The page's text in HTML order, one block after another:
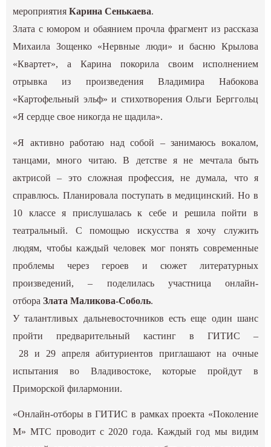
мероприятияКарина Сенькаева.
Злата с юмором и обаянием прочла фрагмент из рассказа
Михаила Зощенко «Нервные люди» и басню Крылова
«Квартет», а Карина покорила своим исполнением
отрывка из произведения Владимира Набокова
«Картофельный эльф» и стихотворения Ольги Берггольц
«Я сердце свое никогда не щадила».
«Я активно работаю над собой – занимаюсь вокалом,
танцами, много читаю. В детстве я не мечтала быть
актрисой – это сложная профессия, не думала, что я
справлюсь. Планировала поступать в медицинский. Но в
10 классе я прислушалась к себе и решила пойти в
театральный. С помощью искусства я хочу служить
людям, чтобы каждый человек мог понять современные
проблемы через героев и сюжет литературных
произведений, – поделилась участница онлайн-
отбораЗлата Маликова-Соболь.
У талантливых дальневосточников есть еще один шанс
пройти предварительный кастинг в ГИТИС –
28 и 29 апреля абитуриентов приглашают на очные
испытания во Владивостоке, которые пройдут в
Приморской филармонии.
«Онлайн-отборы в ГИТИС в рамках проекта «Поколение
М» МТС проводит с 2020 года. Каждый год мы видим